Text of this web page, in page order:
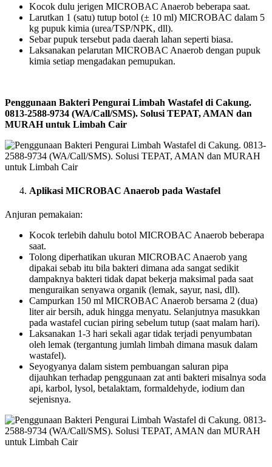
Kocok dulu jerigen MICROBAC Anaerob beberapa saat.
Larutkan 1 (satu) tutup botol (± 10 ml) MICROBAC dalam 5
kg pupuk kimia (urea/TSP/NPK, dll).
Sebar pupuk tersebut pada daerah lahan seperti biasa.
Laksanakan pelarutan MICROBAC Anaerob dengan pupuk
kimia setiap mengadakan pemupukan.
Penggunaan Bakteri Pengurai Limbah Wastafel di Cakung.
0813-2588-9734 (WA/Call/SMS). Solusi TEPAT, AMAN dan
MURAH untuk Limbah Cair
Aplikasi MICROBAC Anaerob pada Wastafel
Anjuran pemakaian:
Kocok terlebih dahulu botol MICROBAC Anaerob beberapa
saat.
Tolong diperhatikan ukuran MICROBAC Anaerob yang
dipakai sebab itu bila bakteri dimana ada sangat sedikit
dampaknya bakteri tidak dapat bekerja maksimal pada saat
menguraikan senyawa organik (lemak, sayur, nasi, dll).
Campurkan 150 ml MICROBAC Anaerob bersama 2 (dua)
liter air bersih, aduk hingga menyatu. Selanjutnya masukkan
pada wastafel cucian piring sebelum tutup (saat malam hari).
Laksanakan 1-3 hari sekali agar tidak terjadi penyumbatan
oleh lemak (tergantung jumlah limbah dimana masuk dalam
wastafel).
Seyogyanya dalam sistem pembuangan saluran pipa
dijauhkan terhadap penggunaan zat anti bakteri misalnya soda
api, karbol, lysol, betalaktam, formaldehyde, iodium dan
sejenisnya.